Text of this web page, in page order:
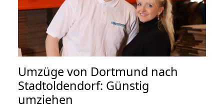
Umzüge von Dortmund nach
Stadtoldendorf: Günstig
umziehen